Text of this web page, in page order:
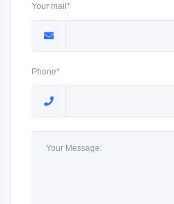
Your mail*
Phone*